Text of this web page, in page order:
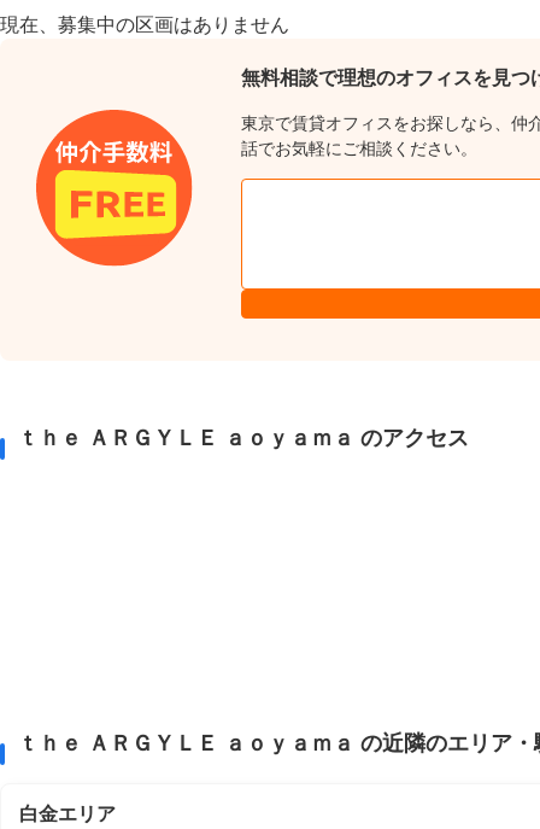
現在、募集中の区画はありません
無料相談で理想のオフィスを見つ
東京で賃貸オフィスをお探しなら、仲
話でお気軽にご相談ください。
ｔｈｅ ＡＲＧＹＬＥ ａｏｙａｍａ のアクセス
ｔｈｅ ＡＲＧＹＬＥ ａｏｙａｍａ の近隣のエリア
白金エリア